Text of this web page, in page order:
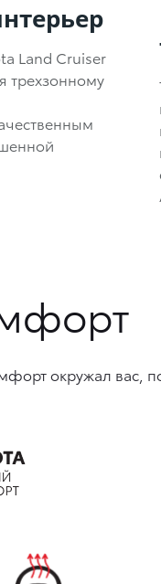
Land Cruiser
трехзонному
окружал вас,